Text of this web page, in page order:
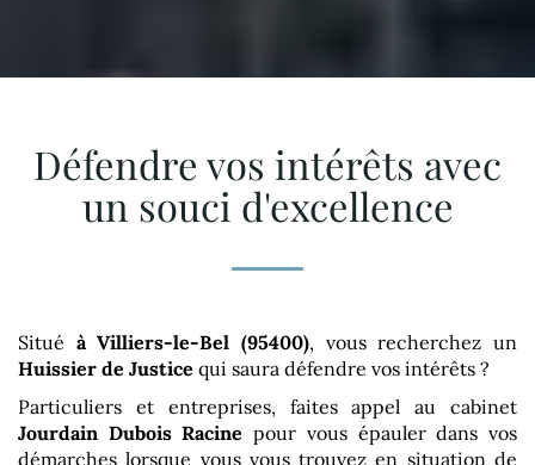
Défendre vos intérêts avec
un souci d'excellence
Situé à Villiers-le-Bel (95400), vous recherchez un
Huissier de Justice qui saura défendre vos intérêts ?
Particuliers et entreprises, faites appel au cabinet
Jourdain Dubois Racine pour vous épauler dans vos
démarches lorsque vous vous trouvez en situation de